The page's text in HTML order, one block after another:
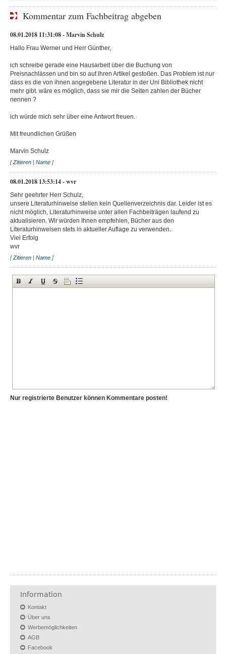
Kommentar zum Fachbeitrag abgeben
08.01.2018 11:31:08 - Marvin Schulz
Hallo Frau Werner und Herr Günther,
ich schreibe gerade eine Hausarbeit über die Buchung von
Preisnachlässen und bin so auf ihren Artikel gestoßen. Das Problem ist nur
dass es die von ihnen angegebene Literatur in der Uni Bibliothek nicht
mehr gibt. wäre es möglich, dass sie mir die Seiten zahlen der Bücher
nennen ?
ich würde mich sehr über eine Antwort freuen.
Mit freundlichen Grüßen
Marvin Schulz
[Zitieren | Name ]
08.01.2018 13:53:14 - wvr
Sehr geehrter Herr Schulz,
unsere Literaturhinweise stellen kein Quellenverzeichnis dar. Leider ist es
nicht möglich, Literaturhinweise unter allen Fachbeiträgen laufend zu
aktualisieren. Wir würden Ihnen empfehlen, Bücher aus den
Literaturhinweisen stets in aktueller Auflage zu verwenden.
Viel Erfolg
wvr
[Zitieren | Name ]
Nur registrierte Benutzer können Kommentare posten!
Information
Kontakt
Über uns
Werbemöglichkeiten
AGB
Facebook